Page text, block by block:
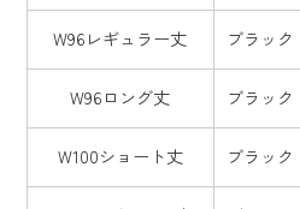
W96レギュラー丈 ブラック
W96ロング丈 ブラック
W100ショート丈 ブラック